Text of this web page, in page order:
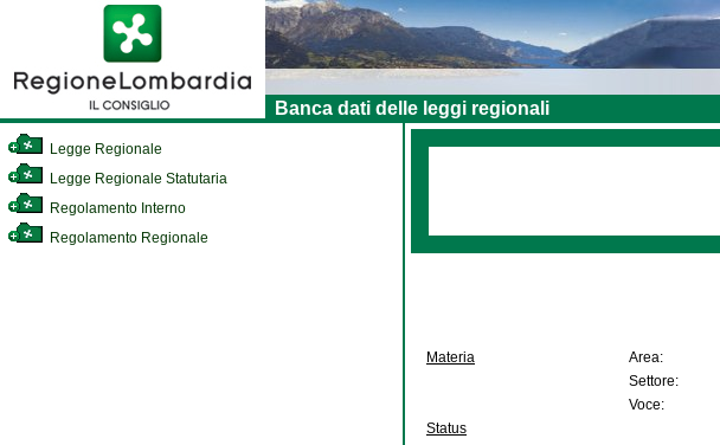
Banca dati delle leggi regionali
Legge Regionale
Legge Regionale Statutaria
Regolamento Interno
Regolamento Regionale
Materia Area:
Settore:
Voce:
Status